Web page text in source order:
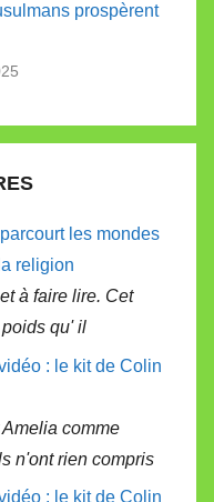
prospèrent
les mondes
religion
à faire lire. Cet
qu' il
: le kit de Colin
comme
n'ont rien compris
: le kit de Colin